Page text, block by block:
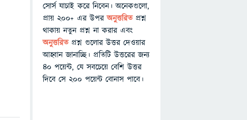
সোর্স যাচাই করে নিবেন। অনেকগুলো,
প্রায় ২০০+ এর উপরঅনুত্তরিতপ্রশ্ন
থাকায় নতুন প্রশ্ন না করার এবং
অনুত্তরিত প্রশ্ন গুলোর উত্তর দেওয়ার
আহ্বান জানাচ্ছি। প্রতিটি উত্তরের জন্য
৪০ পয়েন্ট, যে সবচেয়ে বেশি উত্তর
দিবে সে ২০০ পয়েন্ট বোনাস পাবে।